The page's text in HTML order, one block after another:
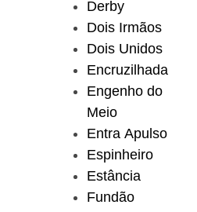
Derby
Dois Irmãos
Dois Unidos
Encruzilhada
Engenho do
Meio
Entra Apulso
Espinheiro
Estância
Fundão